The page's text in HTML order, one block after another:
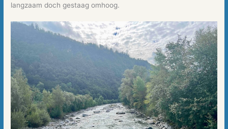
langzaam doch gestaag omhoog.